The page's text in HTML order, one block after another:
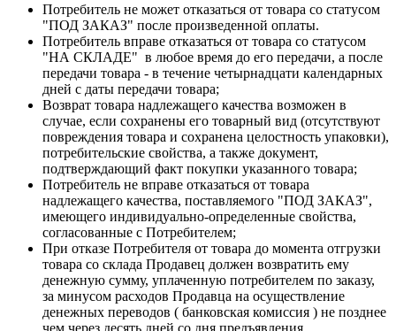
Потребитель не может отказаться от товара со статусом
"ПОД ЗАКАЗ" после произведенной оплаты.
Потребитель вправе отказаться от товара со статусом
"НА СКЛАДЕ" в любое время до его передачи, а после
передачи товара - в течение четырнадцати календарных
дней с даты передачи товара;
Возврат товара надлежащего качества возможен в
случае, если сохранены его товарный вид (отсутствуют
повреждения товара и сохранена целостность упаковки),
потребительские свойства, а также документ,
подтверждающий факт покупки указанного товара;
Потребитель не вправе отказаться от товара
надлежащего качества, поставляемого "ПОД ЗАКАЗ",
имеющего индивидуально-определенные свойства,
согласованные с Потребителем;
При отказе Потребителя от товара до момента отгрузки
товара со склада Продавец должен возвратить ему
денежную сумму, уплаченную потребителем по заказу,
за минусом расходов Продавца на осуществление
денежных переводов ( банковская комиссия ) не позднее
чем через десять дней со дня предъявления